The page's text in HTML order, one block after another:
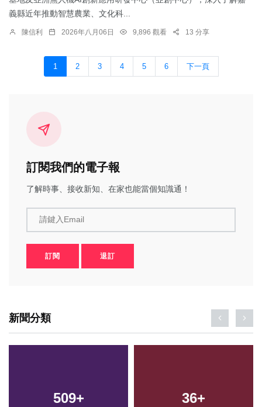
義縣近年推動智慧農業、文化科...
陳信利 2026年八月06日 9,896 觀看 13 分享
1 2 3 4 5 6 下一頁
訂閱我們的電子報
了解時事、接收新知、在家也能當個知識通！
請鍵入Email
訂閱 退訂
新聞分類
509+ 36+